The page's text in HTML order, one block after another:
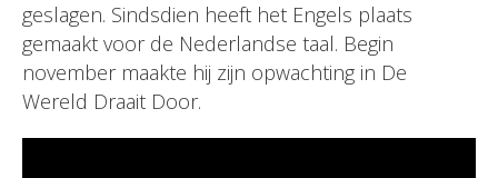
geslagen. Sindsdien heeft het Engels plaats
gemaakt voor de Nederlandse taal. Begin
november maakte hij zijn opwachting in De
Wereld Draait Door.